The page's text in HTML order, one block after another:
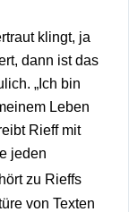
klingt, ja
dann ist das
„Ich bin
Leben
Rieff mit
jeden
zu Rieffs
von Texten